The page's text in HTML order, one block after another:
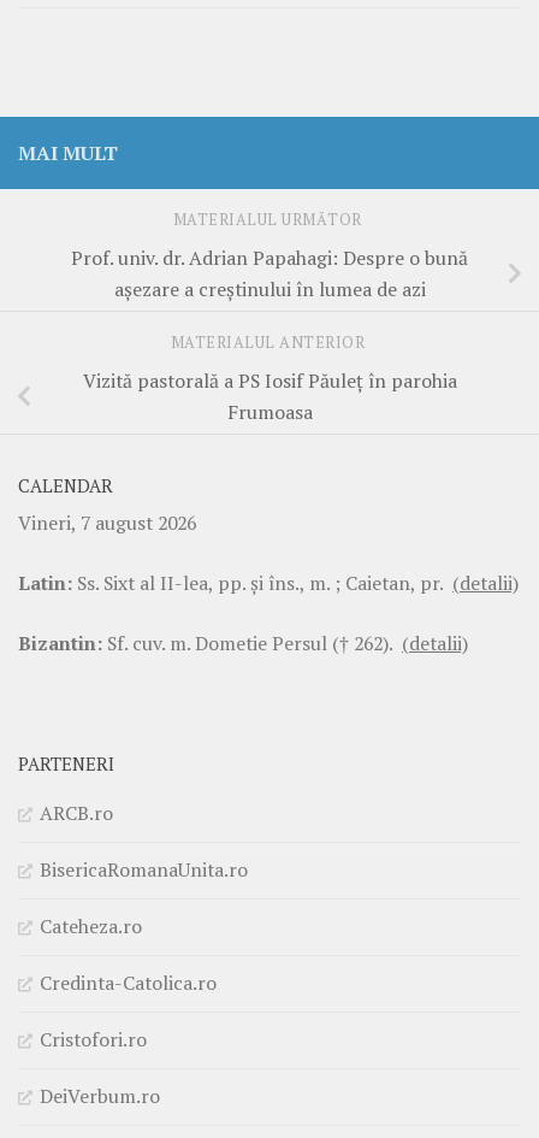
MAI MULT
MATERIALUL URMĂTOR
Prof. univ. dr. Adrian Papahagi: Despre o bună
așezare a creștinului în lumea de azi
MATERIALUL ANTERIOR
Vizită pastorală a PS Iosif Păuleț în parohia
Frumoasa
CALENDAR
Vineri, 7 august 2026
Latin: Ss. Sixt al II-lea, pp. şi îns., m. ; Caietan, pr. (detalii)
Bizantin: Sf. cuv. m. Dometie Persul († 262). (detalii)
PARTENERI
ARCB.ro
BisericaRomanaUnita.ro
Cateheza.ro
Credinta-Catolica.ro
Cristofori.ro
DeiVerbum.ro